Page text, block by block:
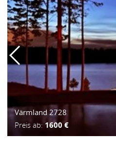
Värmland 2728
Preis ab:1600 €